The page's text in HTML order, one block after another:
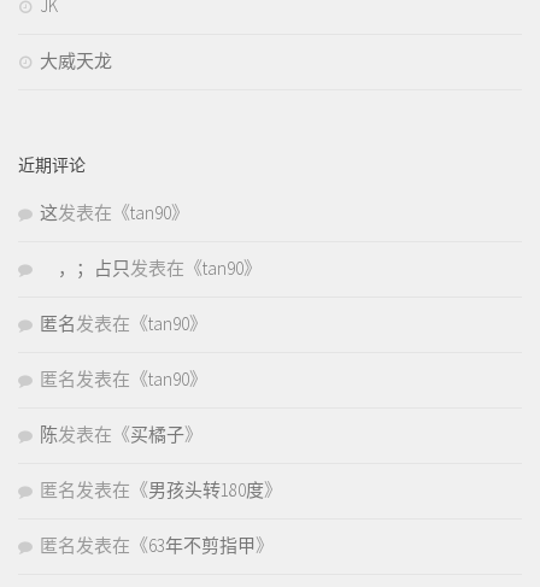
JK
大威天龙
近期评论
这发表在《tan90》
，；占只 发表在《tan90》
匿名 发表在《tan90》
匿名 发表在《tan90》
陈发表在《买橘子》
匿名 发表在《男孩头转180度》
匿名 发表在《63年不剪指甲》